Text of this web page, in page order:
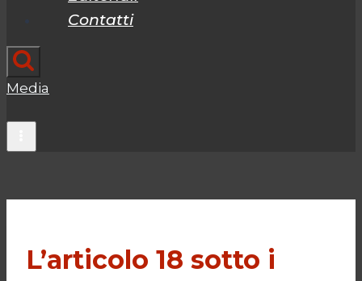
Contatti
Media
L’articolo 18 sotto i